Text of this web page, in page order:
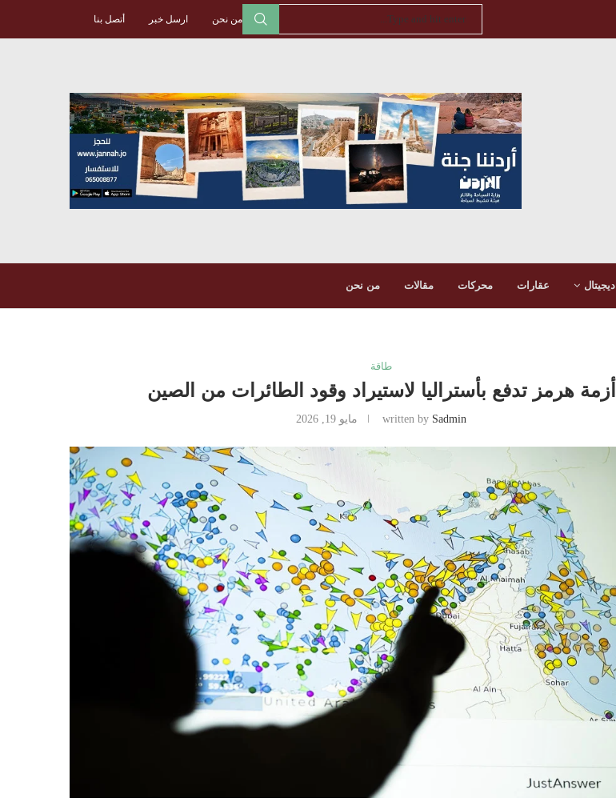
من نحن ارسل خبر أتصل بنا
ديجيتال عقارات محركات مقالات من نحن
طاقة
أزمة هرمز تدفع بأستراليا لاستيراد وقود الطائرات من الصين
written by Sadmin مايو 19, 2026